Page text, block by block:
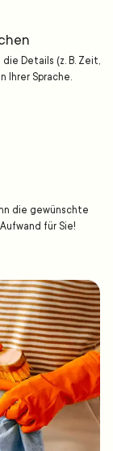
Details (z. B. Zeit,
Ihrer Sprache.
die gewünschte
für Sie!